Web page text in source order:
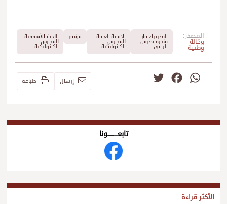
المصدر:
وكالة
وطنية
البطريرك مار
بشارة بطرس
الراعي
الامانة العامة
للمدارس
الكاثوليكية
مؤتمر اللجنة الأسقفية
للمدارس
الكاثوليكية
WhatsApp
Facebook إرسال طباعة
تابعــــــــــونا
الأكثر قراءة